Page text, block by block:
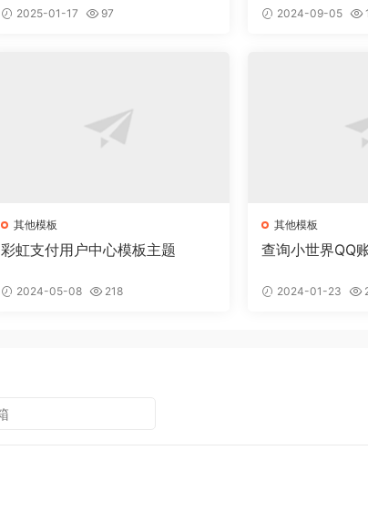
2025-01-17 97 2024-09-05
其他模板
彩虹支付用户中心模板主题
2024-05-08 218
其他模板
查询小世界QQ
2024-01-23